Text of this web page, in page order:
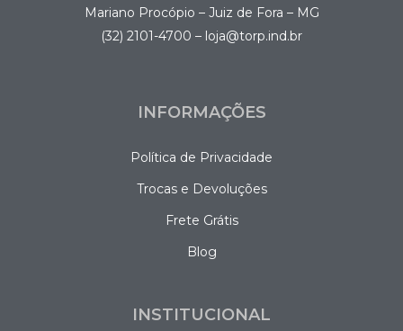
Mariano Procópio – Juiz de Fora – MG
(32) 2101-4700 – loja@torp.ind.br
INFORMAÇÕES
Política de Privacidade
Trocas e Devoluções
Frete Grátis
Blog
INSTITUCIONAL